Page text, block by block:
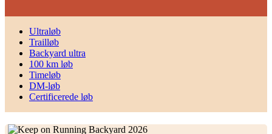
Ultraløb
Trailløb
Backyard ultra
100 km løb
Timeløb
DM-løb
Certificerede løb